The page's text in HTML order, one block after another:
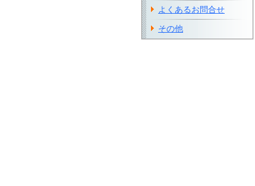
よくあるお問合せ
その他